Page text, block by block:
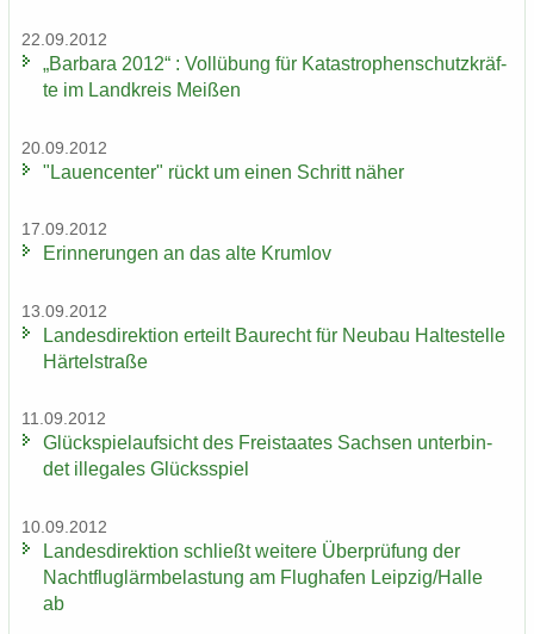
22.09.2012
„Bar­ba­ra 2012“ : Voll­übung für Ka­ta­stro­phen­schutz­kräf­
te im Land­kreis Mei­ßen
20.09.2012
"Lau­en­cen­ter" rückt um einen Schritt näher
17.09.2012
Er­in­ne­run­gen an das alte Krum­lov
13.09.2012
Lan­des­di­rek­ti­on er­teilt Bau­recht für Neu­bau Hal­te­stel­le
Här­tel­stra­ße
11.09.2012
Glück­spiel­auf­sicht des Frei­staa­tes Sach­sen un­ter­bin­
det il­le­ga­les Glücks­spiel
10.09.2012
Lan­des­di­rek­ti­on schließt wei­te­re Über­prü­fung der
Nacht­flug­lärm­be­las­tung am Flug­ha­fen Leip­zig/Halle
ab